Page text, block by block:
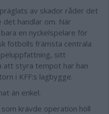
av skador råder det
det handlar om. När
en nyckelspelare för
fotbolls främsta centrala
sitt
att styra tempot har han
i KFF:s lagbygge.
än enkel.
krävde operation höll